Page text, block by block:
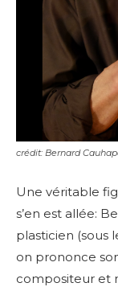
crédit: Bernard
Une véritable
s’en est allée:
plasticien (sous
on prononce
compositeur et